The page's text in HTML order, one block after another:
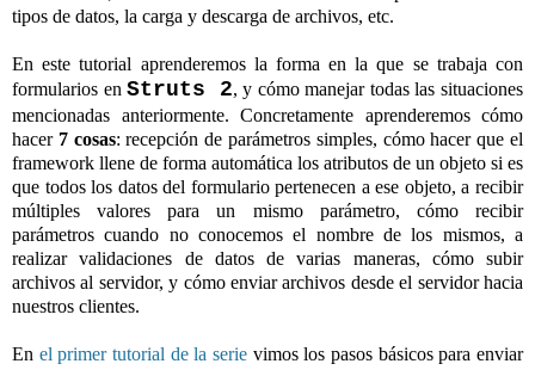
tipos de datos, la carga y descarga de archivos, etc.
En este tutorial aprenderemos la forma en la que se trabaja con
formularios enStruts 2, y cómo manejar todas las situaciones
mencionadas anteriormente. Concretamente aprenderemos cómo
hacer 7 cosas: recepción de parámetros simples, cómo hacer que el
framework llene de forma automática los atributos de un objeto si es
que todos los datos del formulario pertenecen a ese objeto, a recibir
múltiples valores para un mismo parámetro, cómo recibir
parámetros cuando no conocemos el nombre de los mismos, a
realizar validaciones de datos de varias maneras, cómo subir
archivos al servidor, y cómo enviar archivos desde el servidor hacia
nuestros clientes.
En el primer tutorial de la serie vimos los pasos básicos para enviar